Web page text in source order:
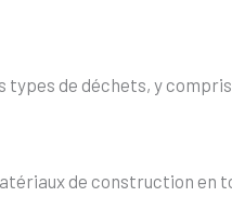
de déchets, y
de construction